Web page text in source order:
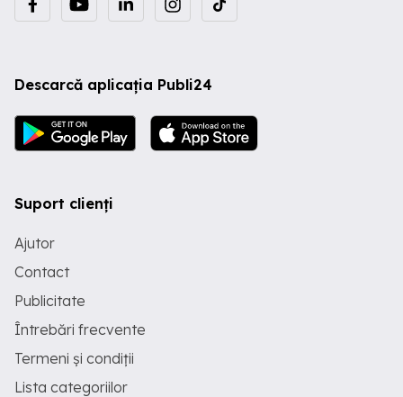
Descarcă aplicația Publi24
Suport clienți
Ajutor
Contact
Publicitate
Întrebări frecvente
Termeni și condiții
Lista categoriilor